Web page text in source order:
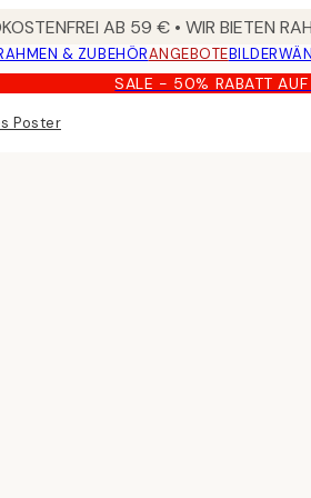
AB 59 € • WIR BIETEN
& ZUBEHÖRANGEBOTE
SALE - 50% RABATT AUF
Poster